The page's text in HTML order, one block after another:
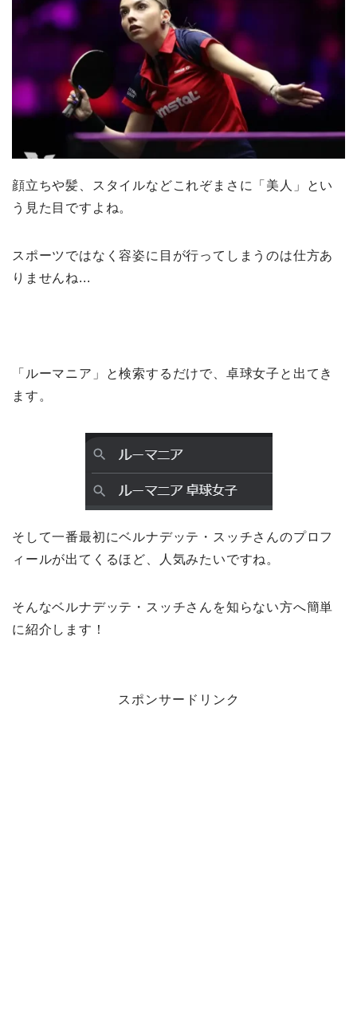
顔立ちや髪、スタイルなどこれぞまさに「美人」とい
う見た目ですよね。
スポーツではなく容姿に目が行ってしまうのは仕方あ
りませんね...
「ルーマニア」と検索するだけで、卓球女子と出てき
ます。
そして一番最初にベルナデッテ・スッチさんのプロフ
ィールが出てくるほど、人気みたいですね。
そんなベルナデッテ・スッチさんを知らない方へ簡単
に紹介します！
スポンサードリンク